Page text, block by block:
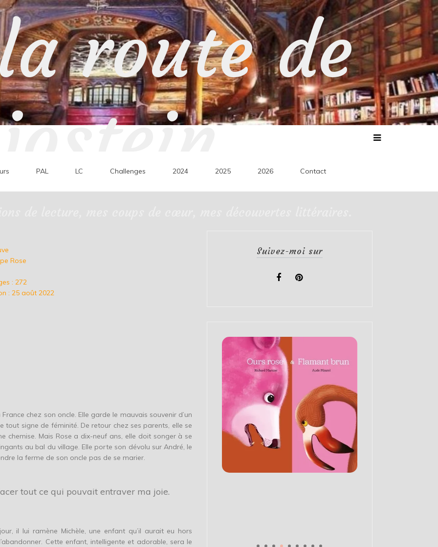
route de
jostein
PAL LC Challenges 2024 2025 2026 Contact
Rose
: 272
: 25 août 2022
chez son oncle. Elle garde le mauvais souvenir d’un
signe de féminité. De retour chez ses parents, elle se
chemise. Mais Rose a dix-neuf ans, elle doit songer à se
au bal du village. Elle porte son dévolu sur André, le
la ferme de son oncle pas de se marier.
tout ce qui pouvait entraver ma joie.
il lui ramène Michèle, une enfant qu’il aurait eu hors
Cette enfant, intelligente et adorable, sera le
Suivez-moi sur